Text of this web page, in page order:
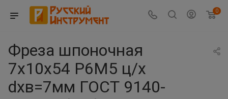
0
Фреза шпоночная
7х10х54 Р6М5 ц/х
dхв=7мм ГОСТ 9140-